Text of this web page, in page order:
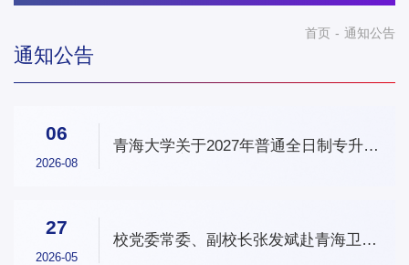
通知公告
首页 - 通知公告
06
2026-08
青海大学关于2027年普通全日制专升本
27
2026-05
校党委常委、副校长张发斌赴青海卫生